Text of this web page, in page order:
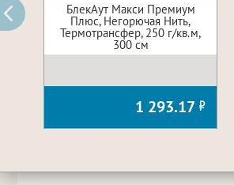
БлекАут Макси Премиум
Плюс, Негорючая Нить,
Термотрансфер, 250 г/кв.м,
300 см
1 293.17